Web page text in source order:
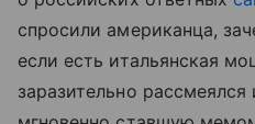
спросили американца,
если есть итальянская
заразительно